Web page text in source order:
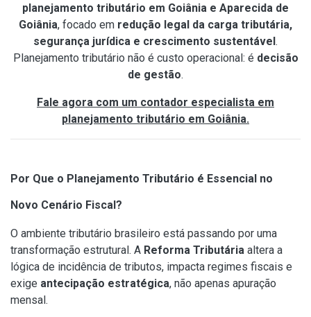
planejamento tributário em Goiânia e Aparecida de
Goiânia, focado em redução legal da carga tributária,
segurança jurídica e crescimento sustentável.
Planejamento tributário não é custo operacional: é decisão
de gestão.
Fale agora com um contador especialista em
planejamento tributário em Goiânia.
Por Que o Planejamento Tributário é Essencial no
Novo Cenário Fiscal?
O ambiente tributário brasileiro está passando por uma
transformação estrutural. A Reforma Tributária altera a
lógica de incidência de tributos, impacta regimes fiscais e
exige antecipação estratégica, não apenas apuração
mensal.